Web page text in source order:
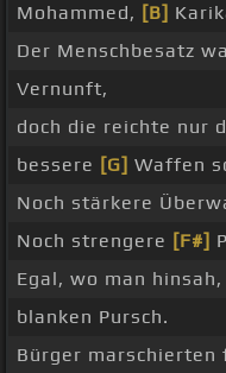
Mohammed, [B]
Der Menschbesatz
Vernunft,
doch die reichte nur
bessere [G] Waffen
Noch stärkere
Noch strengere [F#]
Egal, wo man
blanken Pursch.
Bürger marschierten